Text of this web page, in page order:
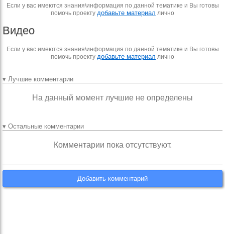
Если у вас имеются знания\информация по данной тематике и Вы готовы
помочь проекту добавьте материал лично
Видео
Если у вас имеются знания\информация по данной тематике и Вы готовы
помочь проекту добавьте материал лично
▾ Лучшие комментарии
На данный момент лучшие не определены
▾ Остальные комментарии
Комментарии пока отсутствуют.
Добавить комментарий